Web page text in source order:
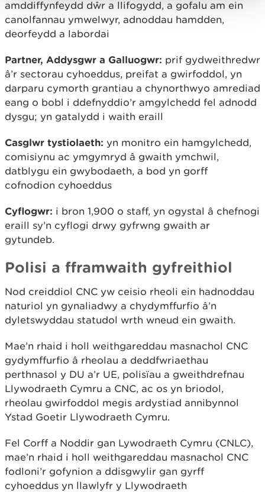
amddiffynfeydd dŵr a llifogydd, a gofalu am ein
canolfannau ymwelwyr, adnoddau hamdden,
deorfeydd a labordai
Partner, Addysgwr a Galluogwr: prif gydweithredwr
â’r sectorau cyhoeddus, preifat a gwirfoddol, yn
darparu cymorth grantiau a chynorthwyo amrediad
eang o bobl i ddefnyddio’r amgylchedd fel adnodd
dysgu; yn gatalydd i waith eraill
Casglwr tystiolaeth: yn monitro ein hamgylchedd,
comisiynu ac ymgymryd â gwaith ymchwil,
datblygu ein gwybodaeth, a bod yn gorff
cofnodion cyhoeddus
Cyflogwr: i bron 1,900 o staff, yn ogystal â chefnogi
eraill sy’n cyflogi drwy gyfrwng gwaith ar
gytundeb.
Polisi a fframwaith gyfreithiol
Nod creiddiol CNC yw ceisio rheoli ein hadnoddau
naturiol yn gynaliadwy a chydymffurfio â’n
dyletswyddau statudol wrth wneud ein gwaith.
Mae’n rhaid i holl weithgareddau masnachol CNC
gydymffurfio â rheolau a deddfwriaethau
perthnasol y DU a’r UE, polisïau a gweithdrefnau
Llywodraeth Cymru a CNC, ac os yn briodol,
rheolau gwirfoddol megis ardystiad annibynnol
Ystad Goetir Llywodraeth Cymru.
Fel Corff a Noddir gan Lywodraeth Cymru (CNLC),
mae’n rhaid i holl weithgareddau masnachol CNC
fodloni’r gofynion a ddisgwylir gan gyrff
cyhoeddus yn llawlyfr y Llywodraeth